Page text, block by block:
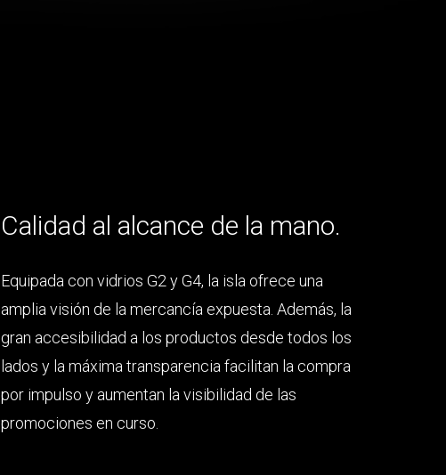
Calidad al alcance de la mano.
Equipada con vidrios G2 y G4, la isla ofrece una
amplia visión de la mercancía expuesta. Además, la
gran accesibilidad a los productos desde todos los
lados y la máxima transparencia facilitan la compra
por impulso y aumentan la visibilidad de las
promociones en curso.